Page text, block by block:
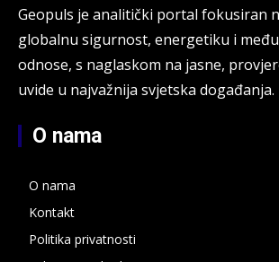
Geopuls je analitički portal fokusiran
globalnu sigurnost, energetiku i
odnose, s naglaskom na jasne,
uvide u najvažnija svjetska događanja.
O nama
O nama
Kontakt
Politika privatnosti